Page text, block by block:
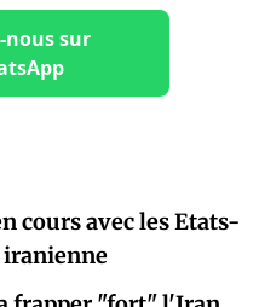
nous sur
cours avec les Etats-
iranienne